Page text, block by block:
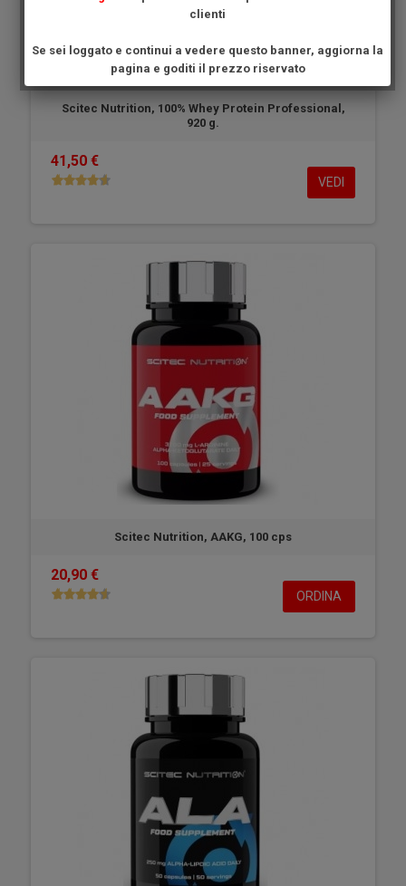
Scitec Nutrition, 100% Whey Protein Professional,
920 g.
41,50 €
VEDI
Scitec Nutrition, AAKG, 100 cps
20,90 €
ORDINA
clienti
Se sei loggato e continui a vedere questo banner, aggiorna la
pagina e goditi il prezzo riservato